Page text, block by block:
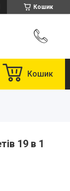
Кошик
Кошик
19 в 1